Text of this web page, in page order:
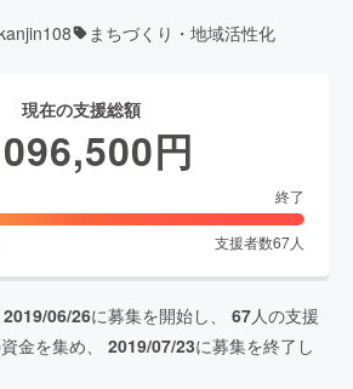
まちづくり・地域活性化
現在の支援総額
円
終了
支援者数67人
2019/06/26に募集を開始し、 67人の支援
金を集め、 2019/07/23に募集を終了し